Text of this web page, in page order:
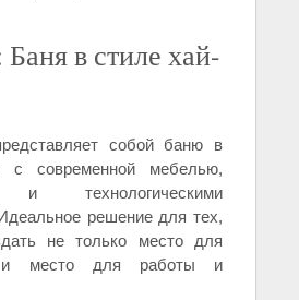
в стиле хай-
собой баню в
с современной мебелью,
и технологическими
решение для тех,
не только место для
место для работы и